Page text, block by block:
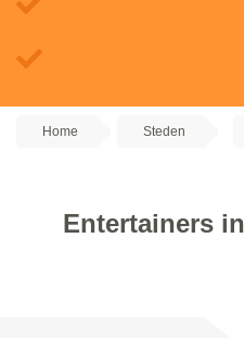
Home Steden
Entertainers